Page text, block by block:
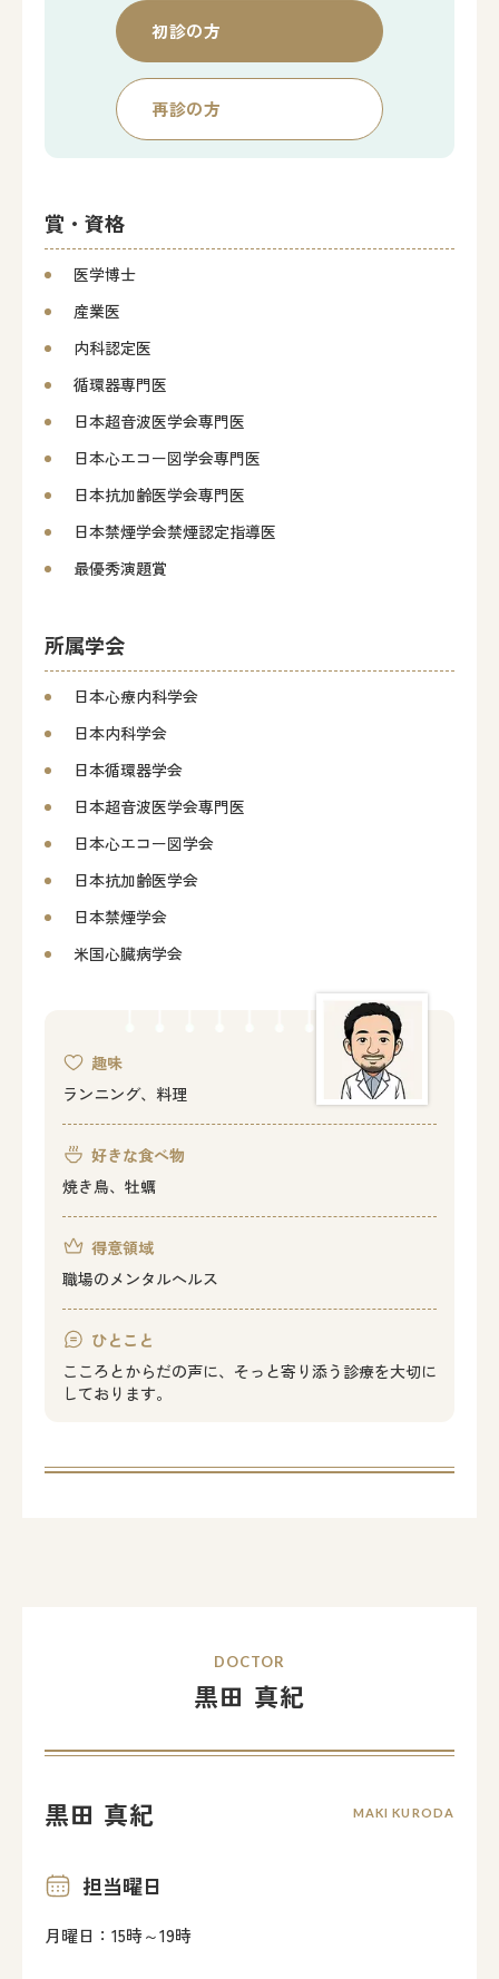
賞・資格
医学博士
産業医
内科認定医
循環器専門医
日本超音波医学会専門医
日本心エコー図学会専門医
日本抗加齢医学会専門医
日本禁煙学会禁煙認定指導医
最優秀演題賞
所属学会
日本心療内科学会
日本内科学会
日本循環器学会
日本超音波医学会専門医
日本心エコー図学会
日本抗加齢医学会
日本禁煙学会
米国心臓病学会
趣味
ランニング、料理
好きな食べ物
焼き鳥、牡蠣
得意領域
職場のメンタルヘルス
ひとこと
こころとからだの声に、そっと寄り添う診療を大切に
しております。
初診の方
再診の方
DOCTOR
黒田 真紀
黒田 真紀 MAKI KURODA
担当曜日
月曜日：15時～19時